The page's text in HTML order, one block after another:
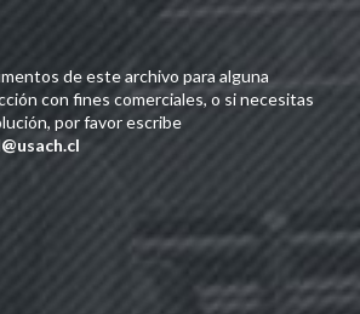
de este archivo para alguna
con fines comerciales, o si necesitas
por favor escribe